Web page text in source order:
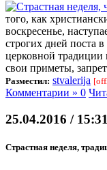
того, как
воскресенье,
строгих дней поста
церковной
свои приметы,
Разместил: stvalerija
Комментарии » 0
25.04.2016 / 15:31
Страстная неделя,